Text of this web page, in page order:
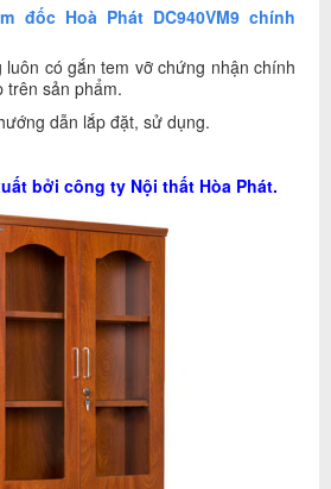
đốc Hoà Phát DC940VM9 chính
có gắn tem vỡ chứng nhận chính
trên sản phẩm.
dẫn lắp đặt, sử dụng.
bởi công ty Nội thất Hòa Phát.